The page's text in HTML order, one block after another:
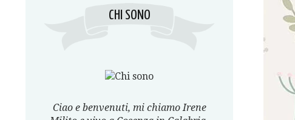
CHI SONO
Ciao e benvenuti, mi chiamo Irene